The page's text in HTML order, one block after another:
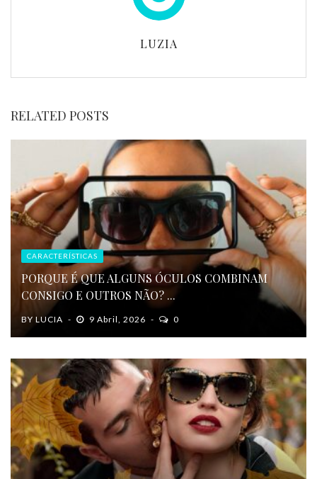
LUZIA
RELATED POSTS
CARACTERÍSTICAS
PORQUE É QUE ALGUNS ÓCULOS COMBINAM
CONSIGO E OUTROS NÃO? ...
BY LUCIA 9 Abril, 2026 0